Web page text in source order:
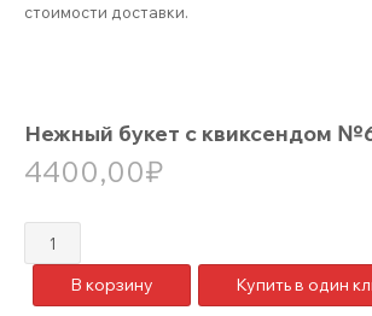
стоимости доставки.
Нежный букет с квиксендом
4400,00₽
Количество
товара
НежныйВ корзину Купить в один